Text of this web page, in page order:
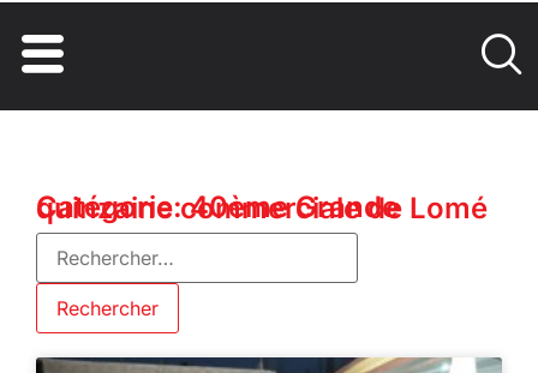
Catégorie: 40ème Grande quinzaine commerciale de Lomé